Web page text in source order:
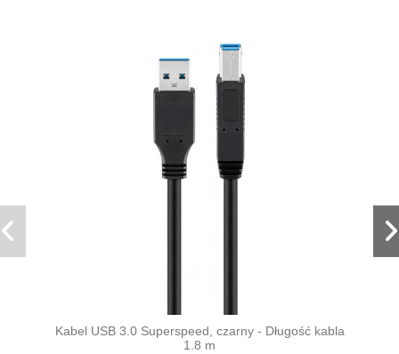
Kabel USB 3.0 Superspeed, czarny - Długość kabla
1.8 m